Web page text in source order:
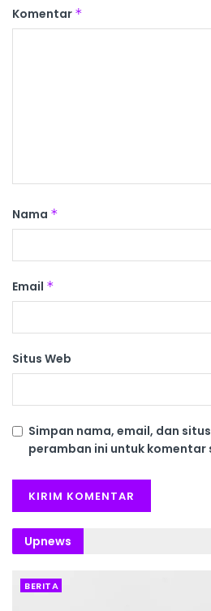
Komentar *
Nama *
Email *
Situs Web
Simpan nama, email, dan
peramban ini untuk komentar
Upnews
BERITA